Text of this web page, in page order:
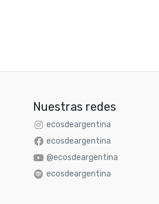
Nuestras redes
ecosdeargentina
ecosdeargentina
@ecosdeargentina
ecosdeargentina